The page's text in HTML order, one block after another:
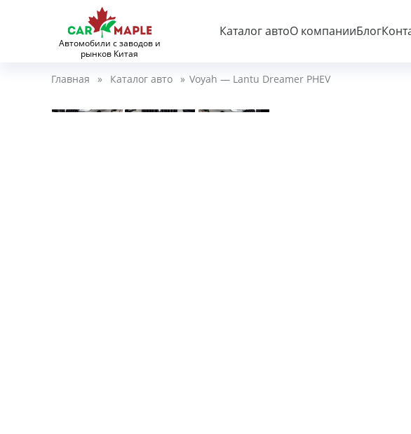
Автомобили с заводов и
рынков Китая
Каталог автоО компанииБлог
Главная » Каталог авто » Voyah — Lantu Dreamer PHEV